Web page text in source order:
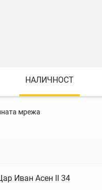
НАЛИЧНОСТ
мрежа
Иван Асен II 34